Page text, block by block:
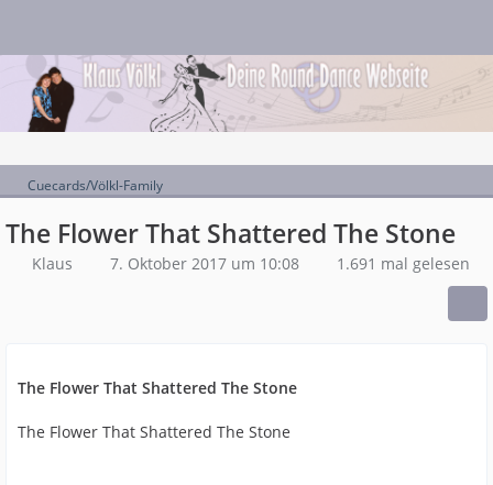
Cuecards/Völkl-Family
The Flower That Shattered The Stone
Klaus 7. Oktober 2017 um 10:08 1.691 mal gelesen
The Flower That Shattered The Stone
The Flower That Shattered The Stone